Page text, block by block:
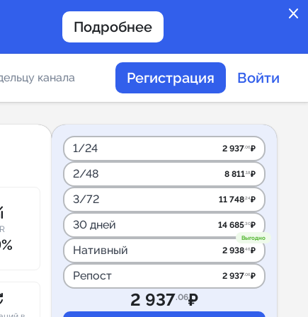
close
Подробнее
каналов в
канала Регистрация Войти
1/24 2 937.06₽
2/48 8 811.18₽
3/72 11 748.24₽
30 дней 14 685.30₽
Выгодно
Нативный 2 938.46₽
Репост 2 937.06₽
2 937.06₽